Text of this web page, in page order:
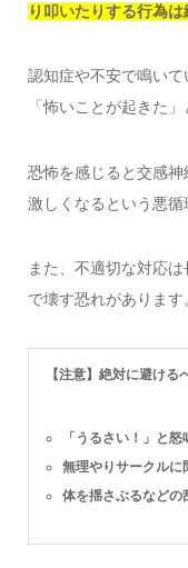
り叩いたりする行為は
認知症や不安で鳴い
「怖いことが起きた
恐怖を感じると交感
激しくなるという悪循
また、不適切な対応
で壊す恐れがあります
【注意】絶対に避ける
「うるさい！」と
無理やりサークルに
体を揺さぶるなどの